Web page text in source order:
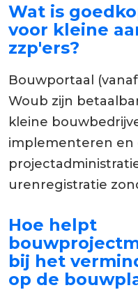
Wat is
voor kleine
zzp'ers?
Bouwportaal
Woub zijn
kleine
implementeren en
urenregistratie
Hoe helpt
bij het
op de